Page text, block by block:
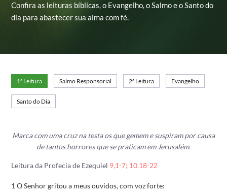
Confira as leituras bíblicas, o Evangelho, o Salmo e o Santo do
dia para abastecer sua alma com fé.
1ª Leitura Salmo Responsorial 2ª Leitura Evangelho
Santo do Dia
Marca com uma cruz na testa os que gemem e suspiram por causa
de tantos horrores que se praticam em Jerusalém.
Leitura da Profecia de Ezequiel 9,1-7; 10,18-22
1 O Senhor gritou a meus ouvidos, com voz forte: